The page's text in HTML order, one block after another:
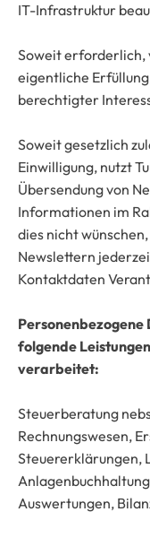
IT-Infrastruktur
Soweit erforderlich,
eigentliche
berechtigter
Soweit gesetzlich
Einwilligung, nutzt
Übersendung von
Informationen im
dies nicht
Newslettern
Kontaktdaten
folgende
verarbeitet:
Steuerberatung
Rechnungswesen,
Steuererklärungen,
Auswertungen,